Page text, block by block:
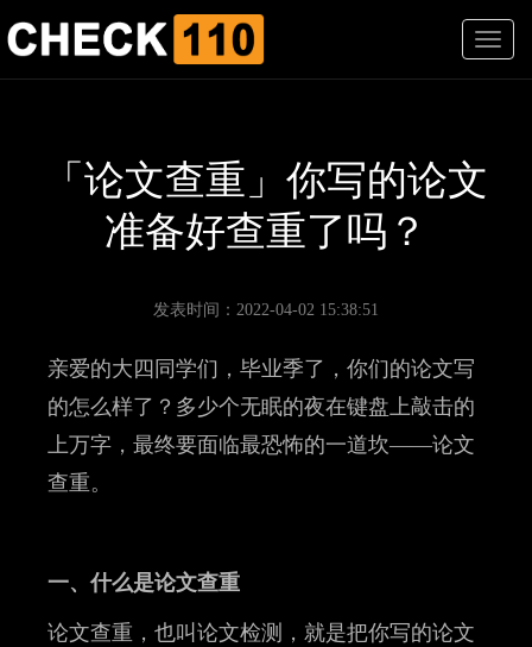
T
o
「论文查重」你写的论文
准备好查重了吗？
发表时间：2022-04-02 15:38:51
亲爱的大四同学们，毕业季了，你们的论文写
的怎么样了？多少个无眠的夜在键盘上敲击的
上万字，最终要面临最恐怖的一道坎——论文
查重。
一、什么是论文查重
论文查重，也叫论文检测，就是把你写的论文